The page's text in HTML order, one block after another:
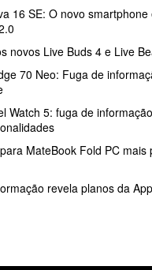
16 SE: O novo
novos Live Buds 4 e Live
70 Neo: Fuga de
Watch 5: fuga de
MateBook Fold PC
revela planos da